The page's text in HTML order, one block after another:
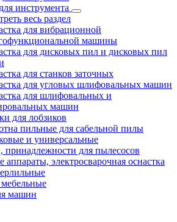
инструмента
весь раздел
для вибрационной
машины
для дисковых пил и дисковых пил
для станков заточных
для угловых шлифовальных машин
для шлифовальных и
машин
для лобзиков
пильные для сабельной пилы
и универсальные
принадлежности для пылесосов
аппараты, электросварочная оснастка
машин